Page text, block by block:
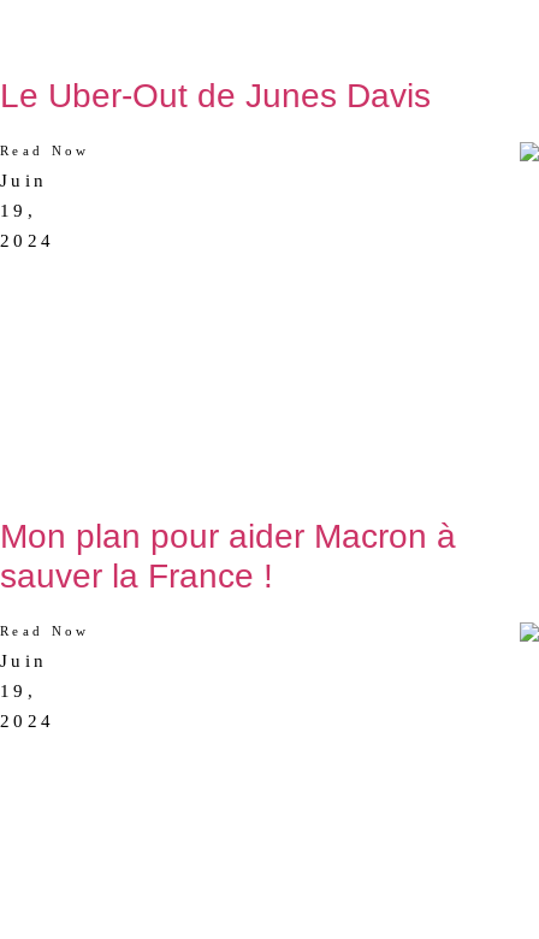
Le Uber-Out de Junes Davis
Read Now
Juin
19,
2024
Mon plan pour aider Macron à
sauver la France !
Read Now
Juin
19,
2024